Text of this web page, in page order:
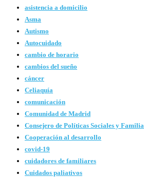
asistencia a domicilio
Asma
Autismo
Autocuidado
cambio de horario
cambios del sueño
cáncer
Celiaquía
comunicación
Comunidad de Madrid
Consejero de Políticas Sociales y Familia
Cooperación al desarrollo
covid-19
cuidadores de familiares
Cuidados paliativos